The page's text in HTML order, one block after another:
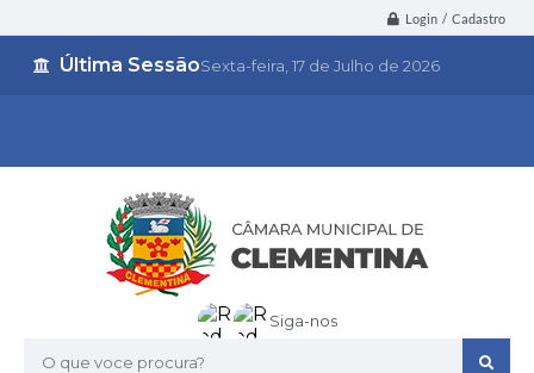
Login / Cadastro
Última SessãoSexta-feira 17 de Julho de 2026
Siga-nos
O que voce procura?